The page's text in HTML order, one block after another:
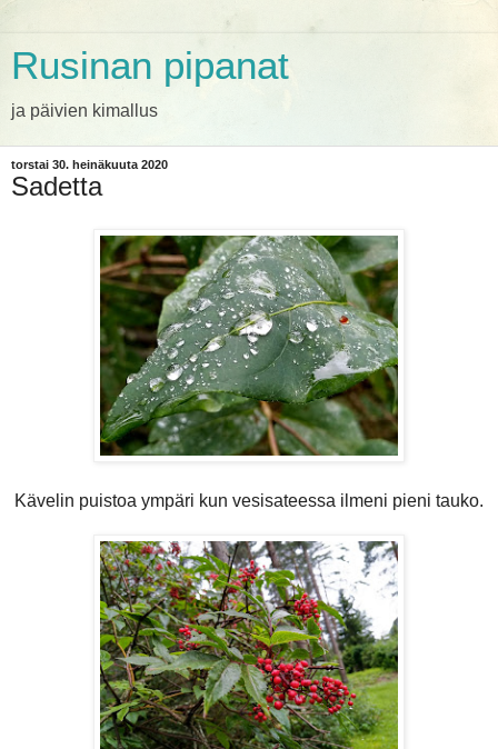
Rusinan pipanat
ja päivien kimallus
torstai 30. heinäkuuta 2020
Sadetta
Kävelin puistoa ympäri kun vesisateessa ilmeni pieni tauko.